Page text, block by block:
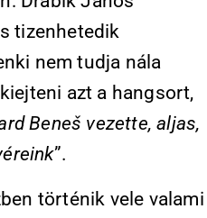
tizenhetedik
nem tudja nála
azt a hangsort,
Beneš vezette, aljas,
”.
történik vele valami